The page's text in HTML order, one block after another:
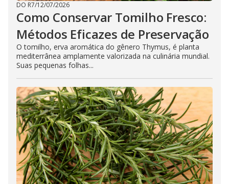
DO R7/12/07/2026
Como Conservar Tomilho Fresco:
Métodos Eficazes de Preservação
O tomilho, erva aromática do gênero Thymus, é planta
mediterrânea amplamente valorizada na culinária mundial.
Suas pequenas folhas...